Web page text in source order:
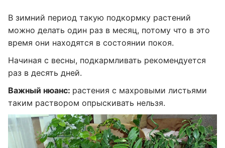
В зимний период такую подкормку растений
можно делать один раз в месяц, потому что в это
время они находятся в состоянии покоя.
Начиная с весны, подкармливать рекомендуется
раз в десять дней.
Важный нюанс: растения с махровыми листьями
таким раствором опрыскивать нельзя.